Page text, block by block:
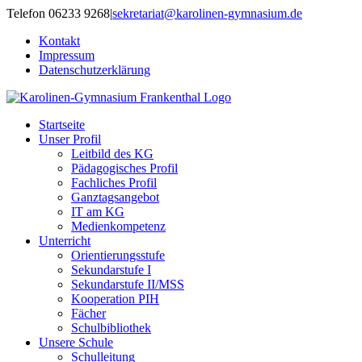
Zum
springen
Telefon 06233 9268|sekretariat@karolinen-gymnasium.de
Kontakt
Impressum
Datenschutzerklärung
Startseite
Unser Profil
Leitbild des KG
Pädagogisches Profil
Fachliches Profil
Ganztagsangebot
IT am KG
Medienkompetenz
Unterricht
Orientierungsstufe
Sekundarstufe I
Sekundarstufe II/MSS
Kooperation PIH
Fächer
Schulbibliothek
Unsere Schule
Schulleitung